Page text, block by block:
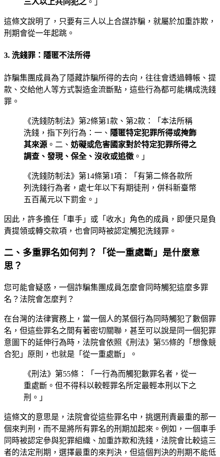
三人以上共同犯之 。」
這條文說明了，只要有三人以上合謀詐騙，就屬於加重詐欺，
刑期會從一年起跳。
3. 洗錢罪：隱匿不法所得
詐騙集團成員為了隱藏詐騙所得的去向，往往會透過轉帳、提
款、交給他人等方式製造金流斷點，這些行為都可能構成洗錢
罪。
《洗錢防制法》第2條第1款、第2款：「本法所稱
洗錢，指下列行為：一、 隱匿特定犯罪所得或掩飾
其來源 。二、 妨礙或危害國家對於特定犯罪所得之
調查、發現、保全、沒收或追徵。」
《洗錢防制法》第14條第1項：「有第二條各款所
列洗錢行為者，處七年以下有期徒刑，併科新臺幣
五百萬元以下罰金。」
因此，許多擔任「車手」或「收水」角色的成員，即便只是負
責提領或轉交款項，也會同時被認定觸犯洗錢罪。
二、多重罪名如何判？「從一重處斷」是什麼意
思？
您可能會疑惑，一個詐騙集團成員怎麼會同時觸犯這麼多罪
名？法院會怎麼判？
在台灣的法律實務上，當一個人的某個行為同時觸犯了數個罪
名，但這些罪名之間有著密切關聯，甚至可以說是同一個犯罪
意圖下的延伸行為時，法院會依照《刑法》第55條的「想像競
合犯」原則，也就是「從一重處斷」。
《刑法》第55條：「一行為而觸犯數罪名者，從一
重處斷。但不得科以較輕罪名所定最輕本刑以下之
刑。」
這條文的意思是，法院會從這些罪名中，挑選刑責最重的那一
個來判刑，而不是將所有罪名的刑期加起來。例如，一個車手
同時被認定參與犯罪組織、加重詐欺和洗錢，法院會比較這三
者的法定刑期，選擇最重的來判決，但這個判決的刑期不能低